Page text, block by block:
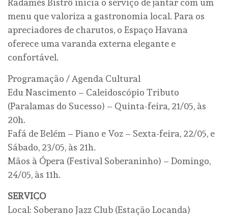
Radamés Bistrô inicia o serviço de jantar com um
menu que valoriza a gastronomia local. Para os
apreciadores de charutos, o Espaço Havana
oferece uma varanda externa elegante e
confortável.
Programação / Agenda Cultural
Edu Nascimento – Caleidoscópio Tributo
(Paralamas do Sucesso) – Quinta-feira, 21/05, às
20h.
Fafá de Belém – Piano e Voz – Sexta-feira, 22/05, e
Sábado, 23/05, às 21h.
Mãos à Ópera (Festival Soberaninho) – Domingo,
24/05, às 11h.
SERVIÇO
Local: Soberano Jazz Club (Estação Locanda)